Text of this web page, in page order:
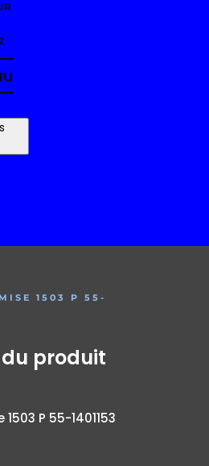
1503 P 55-
produit
P 55-1401153